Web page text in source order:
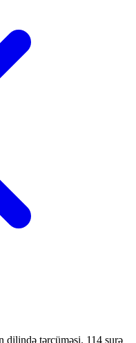
dilində tərcüməsi. 114 surə